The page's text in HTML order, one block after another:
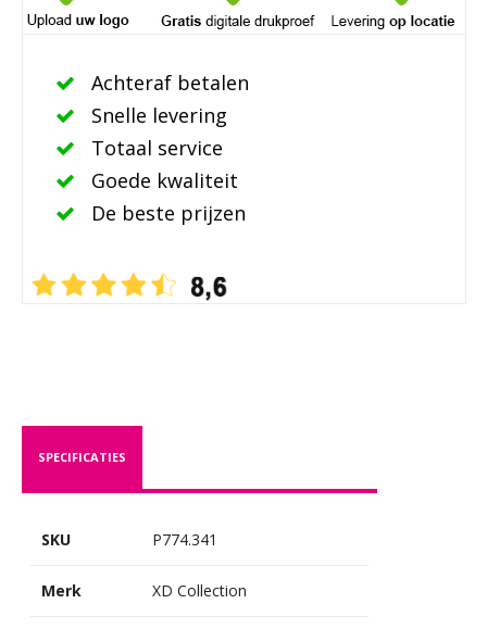
Achteraf betalen
Snelle levering
Totaal service
Goede kwaliteit
De beste prijzen
SPECIFICATIES
SKU P774.341
Merk XD Collection